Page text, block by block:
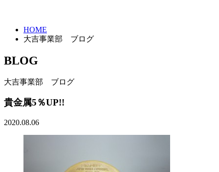
HOME
大吉事業部 ブログ
BLOG
大吉事業部 ブログ
貴金属5％UP!!
2020.08.06